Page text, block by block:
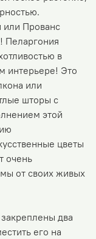
или Прованс
Пеларгония
в
интерьере! Это
или
шторы с
этой
цветы
очень
от своих живых
два
его на